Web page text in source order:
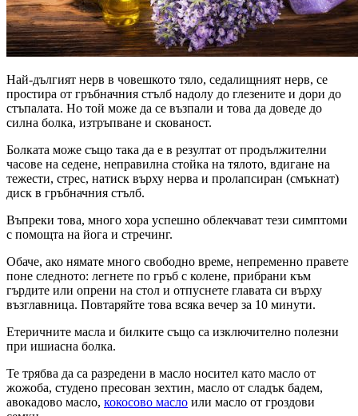
Най-дългият нерв в човешкото тяло, седалищният нерв, се
простира от гръбначния стълб надолу до глезените и дори до
стъпалата. Но той може да се възпали и това да доведе до
силна болка, изтръпване и скованост.
Болката може също така да е в резултат от продължителни
часове на седене, неправилна стойка на тялото, вдигане на
тежести, стрес, натиск върху нерва и пролапсиран (смъкнат)
диск в гръбначния стълб.
Въпреки това, много хора успешно облекчават тези симптоми
с помощта на йога и стречинг.
Обаче, ако нямате много свободно време, непременно правете
поне следното: легнете по гръб с колене, прибрани към
гърдите или опрени на стол и отпуснете главата си върху
възглавница. Повтаряйте това всяка вечер за 10 минути.
Етеричните масла и билките също са изключително полезни
при ишиасна болка.
Те трябва да са разредени в масло носител като масло от
жожоба, студено пресован зехтин, масло от сладък бадем,
авокадово масло, кокосово масло или масло от гроздови